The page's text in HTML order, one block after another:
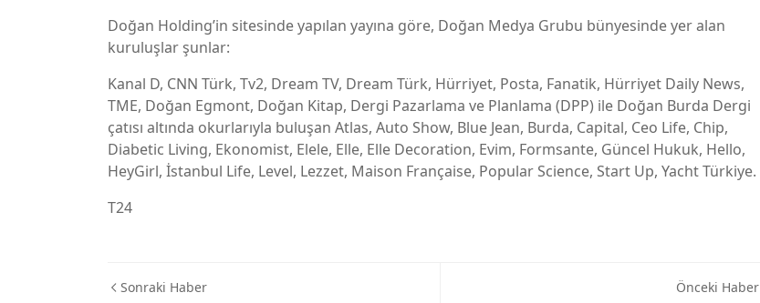
Doğan Holding’in sitesinde yapılan yayına göre, Doğan Medya Grubu bünyesinde yer alan
kuruluşlar şunlar:
Kanal D, CNN Türk, Tv2, Dream TV, Dream Türk, Hürriyet, Posta, Fanatik, Hürriyet Daily News,
TME, Doğan Egmont, Doğan Kitap, Dergi Pazarlama ve Planlama (DPP) ile Doğan Burda Dergi
çatısı altında okurlarıyla buluşan Atlas, Auto Show, Blue Jean, Burda, Capital, Ceo Life, Chip,
Diabetic Living, Ekonomist, Elele, Elle, Elle Decoration, Evim, Formsante, Güncel Hukuk, Hello,
HeyGirl, İstanbul Life, Level, Lezzet, Maison Française, Popular Science, Start Up, Yacht Türkiye.
T24
Sonraki Haber Önceki Haber